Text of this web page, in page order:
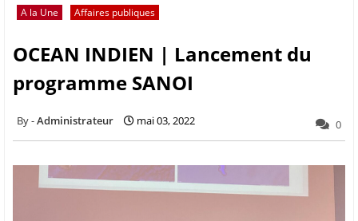
A la Une Affaires publiques
OCEAN INDIEN | Lancement du
programme SANOI
Administrateur mai 03, 2022 0